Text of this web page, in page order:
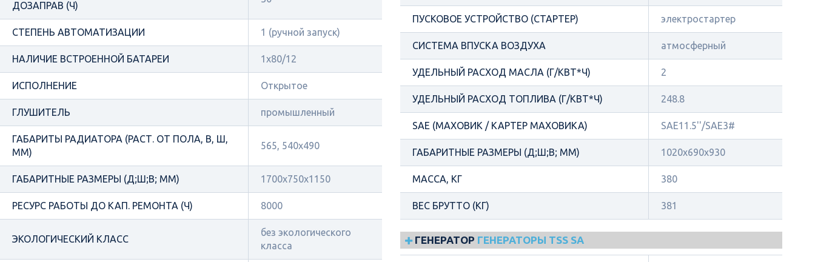
ДОЗАПРАВ (Ч)
СТЕПЕНЬ АВТОМАТИЗАЦИИ 1 (ручной запуск)
НАЛИЧИЕ ВСТРОЕННОЙ БАТАРЕИ 1х80/12
ИСПОЛНЕНИЕ Открытое
ГЛУШИТЕЛЬ промышленный
ГАБАРИТЫ РАДИАТОРА (РАСТ. ОТ ПОЛА, В, Ш,
ММ)
565, 540х490
ГАБАРИТНЫЕ РАЗМЕРЫ (Д;Ш;В; ММ) 1700x750x1150
РЕСУРС РАБОТЫ ДО КАП. РЕМОНТА (Ч) 8000
ЭКОЛОГИЧЕСКИЙ КЛАСС
без экологического
класса
ПУСКОВОЕ УСТРОЙСТВО (СТАРТЕР) электростартер
СИСТЕМА ВПУСКА ВОЗДУХА атмосферный
УДЕЛЬНЫЙ РАСХОД МАСЛА (Г/КВТ*Ч) 2
УДЕЛЬНЫЙ РАСХОД ТОПЛИВА (Г/КВТ*Ч) 248.8
SAE (МАХОВИК / КАРТЕР МАХОВИКА) SAE11.5''/SAE3#
ГАБАРИТНЫЕ РАЗМЕРЫ (Д;Ш;В; ММ) 1020x690x930
МАССА, КГ 380
ВЕС БРУТТО (КГ) 381
ГЕНЕРАТОР ГЕНЕРАТОРЫ TSS SA